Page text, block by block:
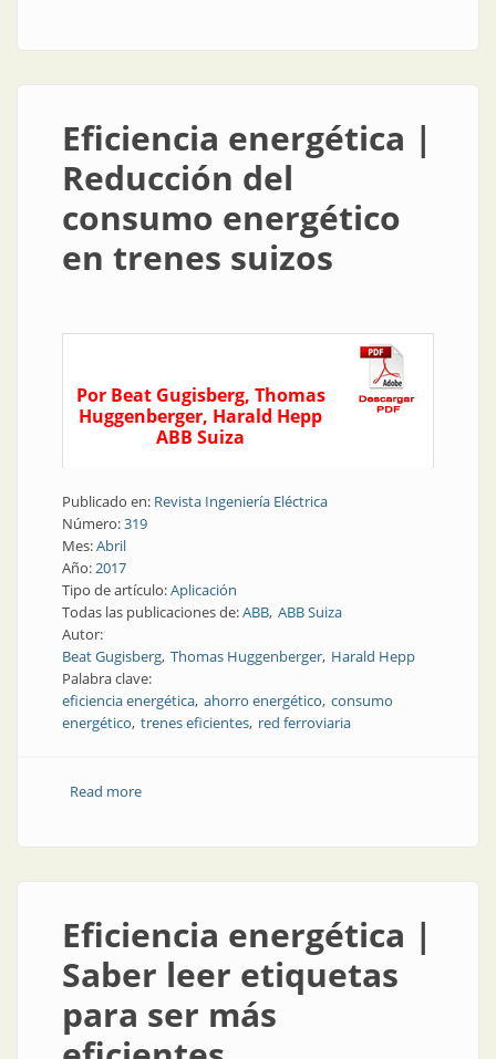
Eficiencia energética |
Reducción del
consumo energético
en trenes suizos
Por Beat Gugisberg, Thomas
Huggenberger, Harald Hepp
ABB Suiza
Publicado en: Revista Ingeniería Eléctrica
Número:319
Mes:Abril
Año:2017
Tipo de artículo:Aplicación
Todas las publicaciones de:ABB ABB Suiza
Autor:
Beat Gugisberg Thomas Huggenberger Harald Hepp
Palabra clave:
eficiencia energética ahorro energético consumo
energético trenes eficientes red ferroviaria
Read moreabout Eficiencia energética | Reducción del consumo
Eficiencia energética |
Saber leer etiquetas
para ser más